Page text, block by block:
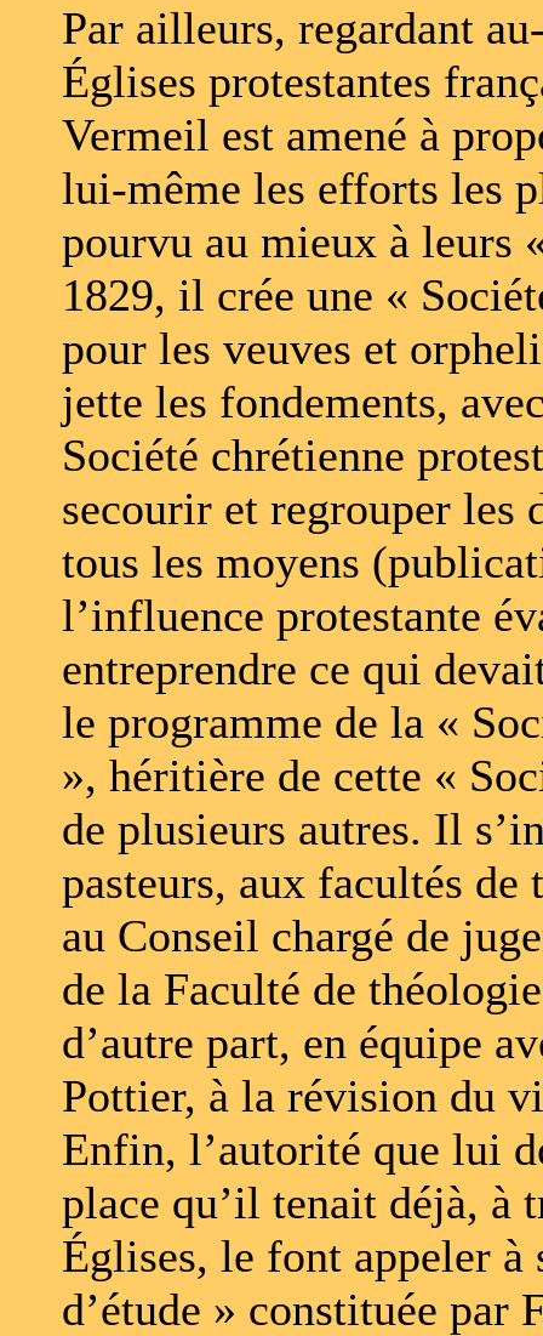
Par ailleurs, regardant
Églises protestantes
Vermeil est amené à
lui-même les efforts les
pourvu au mieux à leurs
1829, il crée une «
pour les veuves et
jette les fondements,
Société chrétienne
secourir et regrouper les
tous les moyens
l’influence protestante
entreprendre ce qui
le programme de la «
», héritière de cette «
de plusieurs autres. Il
pasteurs, aux facultés de
au Conseil chargé de
de la Faculté de
d’autre part, en équipe
Pottier, à la révision du
Enfin, l’autorité que lui
place qu’il tenait déjà, à
Églises, le font appeler à
d’étude » constituée par